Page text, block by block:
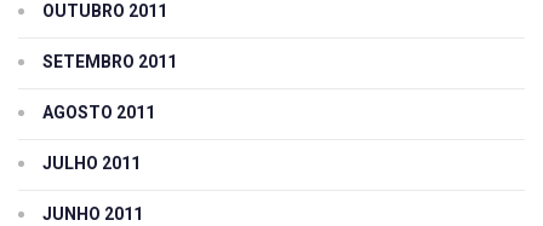
OUTUBRO 2011
SETEMBRO 2011
AGOSTO 2011
JULHO 2011
JUNHO 2011